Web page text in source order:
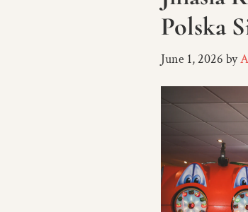
Polska
June 1, 2026 by